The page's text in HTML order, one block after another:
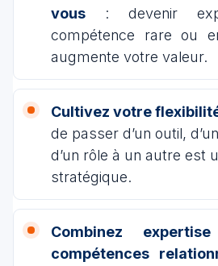
vous : devenir
compétence rare ou
augmente votre valeur.
Cultivez votre
de passer d’un outil,
d’un rôle à un autre est
stratégique.
Combinez
compétences